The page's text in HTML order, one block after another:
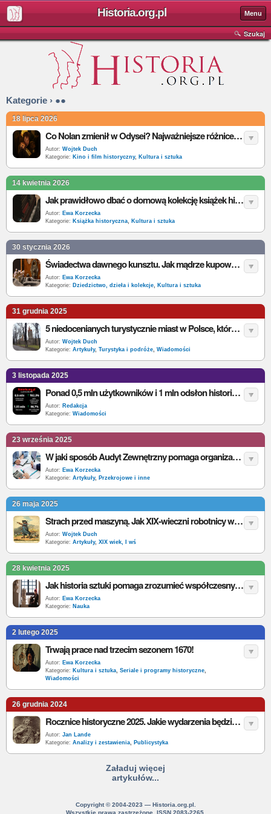
Historia.org.pl Menu
Szukaj
Kategorie › ●●
18 lipca 2026
Co Nolan zmienił w Odysei? Najważniejsze różnice między filmem a eposem Homera
Autor: Wojtek Duch
Kategorie: Kino i film historyczny, Kultura i sztuka
14 kwietnia 2026
Jak prawidłowo dbać o domową kolekcję książek historycznych?
Autor: Ewa Korzecka
Kategorie: Książka historyczna, Kultura i sztuka
30 stycznia 2026
Świadectwa dawnego kunsztu. Jak mądrze kupować i sprzedawać historię?
Autor: Ewa Korzecka
Kategorie: Dziedzictwo, dzieła i kolekcje, Kultura i sztuka
31 grudnia 2025
5 niedocenianych turystycznie miast w Polsce, które warto zobaczyć w 2026 roku
Autor: Wojtek Duch
Kategorie: Artykuły, Turystyka i podróże, Wiadomości
3 listopada 2025
Ponad 0,5 mln użytkowników i 1 mln odsłon historia.org.pl w październiku 2025
Autor: Redakcja
Kategorie: Wiadomości
23 września 2025
W jaki sposób Audyt Zewnętrzny pomaga organizacjom oraz różnice między rodzajami audytów
Autor: Ewa Korzecka
Kategorie: Artykuły, Przekrojowe i inne
26 maja 2025
Strach przed maszyną. Jak XIX-wieczni robotnicy wypowiedzieli wojnę technice
Autor: Wojtek Duch
Kategorie: Artykuły, XIX wiek, I wś
28 kwietnia 2025
Jak historia sztuki pomaga zrozumieć współczesny świat (i siebie)
Autor: Ewa Korzecka
Kategorie: Nauka
2 lutego 2025
Trwają prace nad trzecim sezonem 1670!
Autor: Ewa Korzecka
Kategorie: Kultura i sztuka, Seriale i programy historyczne,
Wiadomości
26 grudnia 2024
Rocznice historyczne 2025. Jakie wydarzenia będziemy obchodzić w 2025 roku?
Autor: Jan Lande
Kategorie: Analizy i zestawienia, Publicystyka
Załaduj więcej
artykułów...
Copyright © 2004-2023 — Historia.org.pl.
Wszystkie prawa zastrzeżone. ISSN 2083-2265.